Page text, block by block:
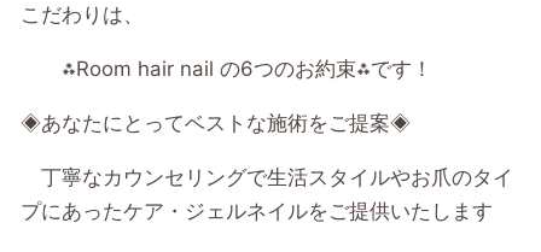
こだわりは、
⁂Room hair nail の6つのお約束⁂です！
◈あなたにとってベストな施術をご提案◈
丁寧なカウンセリングで生活スタイルやお爪のタイ
プにあったケア・ジェルネイルをご提供いたします